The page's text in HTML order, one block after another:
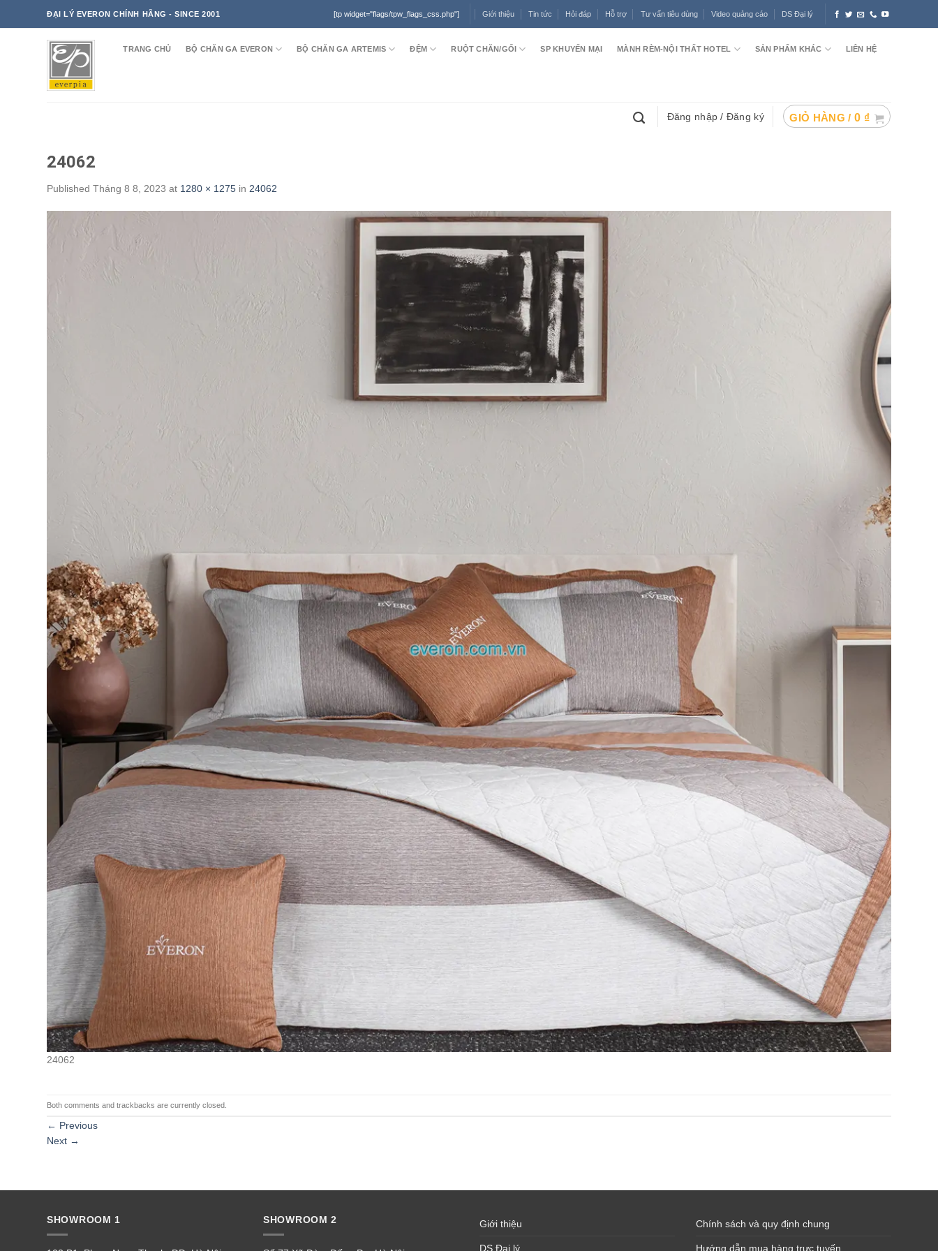
ĐẠI LÝ EVERON CHÍNH HÃNG - SINCE 2001 [tp widget="flags/tpw_flags_css.php"] Giới thiệu Tin tức Hỏi đáp Hỗ trợ Tư vấn tiêu dùng Video quảng cáo DS Đại lý
TRANG CHỦ BỘ CHĂN GA EVERON BỘ CHĂN GA ARTEMIS ĐỆM RUỘT CHĂN/GỐI SP KHUYẾN MẠI MÀNH RÈM-NỘI THẤT HOTEL SẢN PHẨM KHÁC LIÊN HỆ
Đăng nhập / Đăng ký GIỎ HÀNG / 0 ₫
24062
Published Tháng 8 8, 2023 at 1280 × 1275 in 24062
24062
Both comments and trackbacks are currently closed.
← Previous
Next →
SHOWROOM 1 SHOWROOM 2 Giới thiệu
DS Đại lý
Chính sách và quy định chung
Hướng dẫn mua hàng trực tuyến